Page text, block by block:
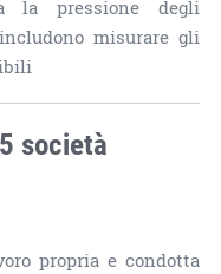
la pressione degli
misurare gli
società
propria e condotta